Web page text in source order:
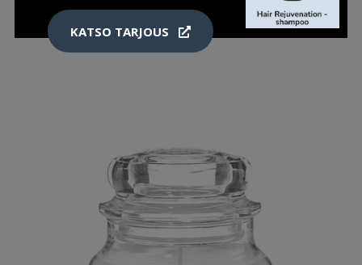
LISÄTIETOJA
KATSO TARJOUS